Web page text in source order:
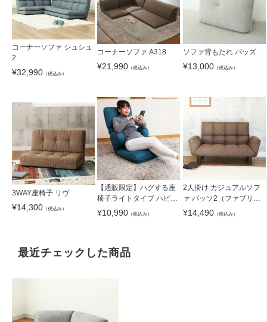
コーナーソファ シュシュ
2
¥32,990 （税込み）
コーナーソファ A318
¥21,990 （税込み）
ソファ背もたれ バッズ
¥13,000（税込み）
3WAY座椅子 リヴ
¥14,300 （税込み）
【通販限定】ハグする座
椅子ライトタイプ ハピッ
ト
¥10,990 （税込み）
2人掛け カジュアルソフ
ァ パッソ2（ファブリッ
ク）
¥14,490（税込み）
最近チェックした商品